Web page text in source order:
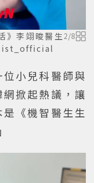
》李翊晙醫生2/8
小兒科醫師與
掀起熱議，讓
《機智醫生生